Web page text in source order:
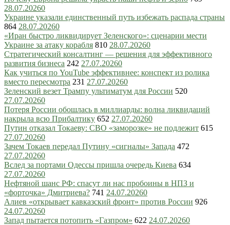
28.07.20260
Украине указали единственный путь избежать распада страны
864 28.07.20260
«Иран быстро ликвидирует Зеленского»: сценарии мести
Украине за атаку корабля 810 28.07.20260
Стратегический консалтинг — решения для эффективного
развития бизнеса 242 27.07.20260
Как учиться по YouTube эффективнее: конспект из ролика
вместо пересмотра 231 27.07.20260
Зеленский везет Трампу ультиматум для России 520
27.07.20260
Потеря России обошлась в миллиарды: волна ликвидаций
накрыла всю Прибалтику 652 27.07.20260
Путин отказал Токаеву: СВО «заморозке» не подлежит 615
27.07.20260
Зачем Токаев передал Путину «сигналы» Запада 472
27.07.20260
Вслед за портами Одессы пришла очередь Киева 634
27.07.20260
Нефтяной шанс РФ: спасут ли нас пробоины в НПЗ и
«форточка» Дмитриева? 741 24.07.20260
Алиев «открывает кавказский фронт» против России 926
24.07.20260
Запад пытается потопить «Газпром» 622 24.07.20260